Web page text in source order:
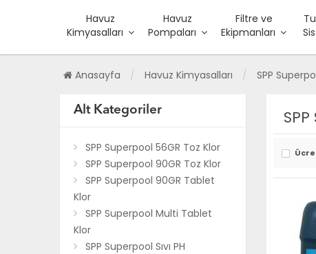
Havuz
Kimyasalları
Havuz
Pompaları
Filtre ve
Ekipmanları
Anasayfa Havuz Kimyasalları SPP
Alt Kategoriler
SPP Superpool 56GR Toz Klor
SPP Superpool 90GR Toz Klor
SPP Superpool 90GR Tablet
Klor
SPP Superpool Multi Tablet
Klor
SPP Superpool Sıvı PH